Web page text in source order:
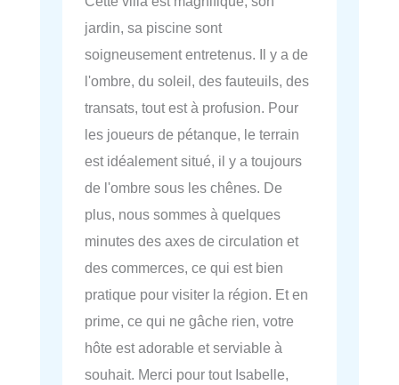
jardin, sa piscine sont
soigneusement entretenus. Il y a de
l'ombre, du soleil, des fauteuils, des
transats, tout est à profusion. Pour
les joueurs de pétanque, le terrain
est idéalement situé, il y a toujours
de l'ombre sous les chênes. De
plus, nous sommes à quelques
minutes des axes de circulation et
des commerces, ce qui est bien
pratique pour visiter la région. Et en
prime, ce qui ne gâche rien, votre
hôte est adorable et serviable à
souhait. Merci pour tout Isabelle,